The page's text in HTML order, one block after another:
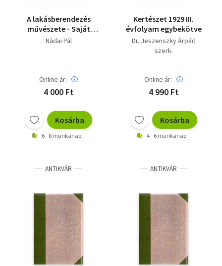
A lakásberendezés
művészete - Saját
képpel.
Nádai Pál
Online ár:
4 000 Ft
Kosárba
6 - 8 munkanap
Kertészet 1929 III.
évfolyam egybekötve
Dr. Jeszenszky Árpád
szerk.
Online ár:
4 990 Ft
Kosárba
4 - 6 munkanap
ANTIKVÁR ANTIKVÁR